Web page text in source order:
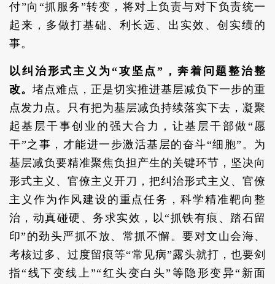
付”向“抓服务”转变，将对上负责与对下负责统一
起来，多做打基础、利长远、出实效、创实绩的
事。
以纠治形式主义为“攻坚点”，奔着问题整治整
改。 堵点难点，正是切实推进基层减负下一步的重
点发力点。只有把为基层减负持续落实下去，凝聚
起基层干事创业的强大合力，让基层干部做“愿
干”之事，才能进一步激活基层的奋斗“细胞”。为
基层减负要精准聚焦负担产生的关键环节，坚决向
形式主义、官僚主义开刀，把纠治形式主义、官僚
主义作为作风建设的重点任务，科学精准靶向整
治，动真碰硬、务求实效，以“抓铁有痕、踏石留
印”的劲头严抓不放、常抓不懈。要对文山会海、
考核过多、过度留痕等“常见病”露头就打，也要剑
指“线下变线上”“红头变白头”等隐形变异“新面